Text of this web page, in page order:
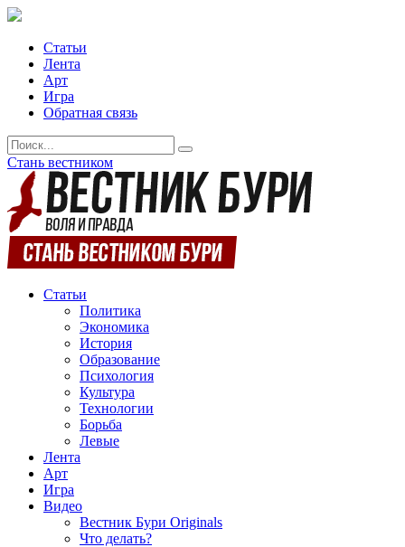
Статьи
Лента
Арт
Игра
Обратная связь
Стань вестником
Статьи
Политика
Экономика
История
Образование
Психология
Культура
Технологии
Борьба
Левые
Лента
Арт
Игра
Видео
Вестник Бури Originals
Что делать?